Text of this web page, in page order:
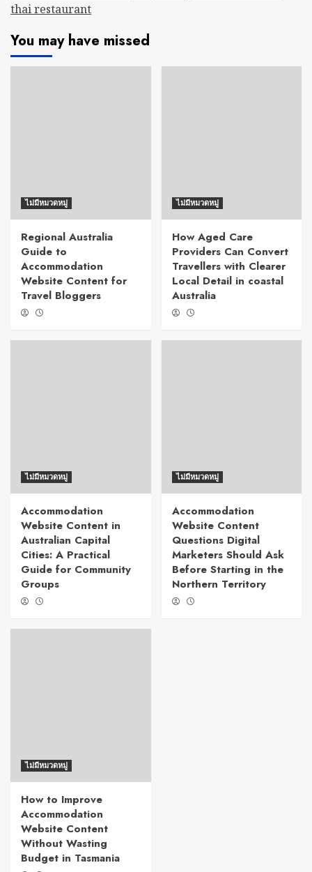
thai restaurant
You may have missed
ไม่มีหมวดหมู่
Regional Australia
Guide to
Accommodation
Website Content for
Travel Bloggers
ไม่มีหมวดหมู่
How Aged Care
Providers Can Convert
Travellers with Clearer
Local Detail in coastal
Australia
ไม่มีหมวดหมู่
Accommodation
Website Content in
Australian Capital
Cities: A Practical
Guide for Community
Groups
ไม่มีหมวดหมู่
Accommodation
Website Content
Questions Digital
Marketers Should Ask
Before Starting in the
Northern Territory
ไม่มีหมวดหมู่
How to Improve
Accommodation
Website Content
Without Wasting
Budget in Tasmania